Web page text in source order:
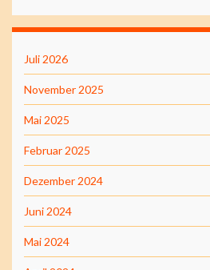
Juli 2026
November 2025
Mai 2025
Februar 2025
Dezember 2024
Juni 2024
Mai 2024